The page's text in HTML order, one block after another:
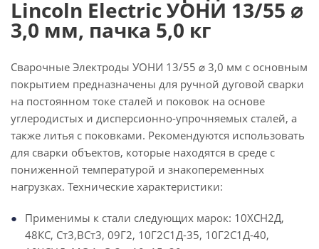
Lincoln Electric УОНИ 13/55 ⌀
3,0 мм, пачка 5,0 кг
Сварочные Электроды УОНИ 13/55 ⌀ 3,0 мм с основным
покрытием предназначены для ручной дуговой сварки
на постоянном токе сталей и поковок на основе
углеродистых и дисперсионно-упрочняемых сталей, а
также литья с поковками. Рекомендуются использовать
для сварки объектов, которые находятся в среде с
пониженной температурой и знакопеременных
нагрузках. Технические характеристики:
Применимы к стали следующих марок: 10ХСН2Д,
48КС, Ст3,ВСт3, 09Г2, 10Г2С1Д-35, 10Г2С1Д-40,